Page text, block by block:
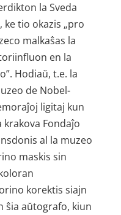
la Sveda
ke tio okazis „pro
malkaŝas la
en la
Hodiaŭ, t.e. la
de Nobel-
ligitaj kun
Fondaĵo
al la muzeo
maskis sin
korektis siajn
ŝia aŭtografo, kiun